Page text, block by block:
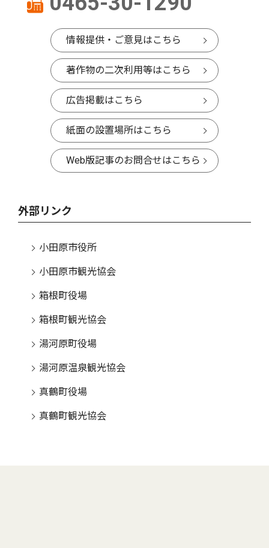
情報提供・ご意見はこちら
著作物の二次利用等はこちら
広告掲載はこちら
紙面の設置場所はこちら
Web版記事のお問合せはこちら
外部リンク
小田原市役所
小田原市観光協会
箱根町役場
箱根町観光協会
湯河原町役場
湯河原温泉観光協会
真鶴町役場
真鶴町観光協会